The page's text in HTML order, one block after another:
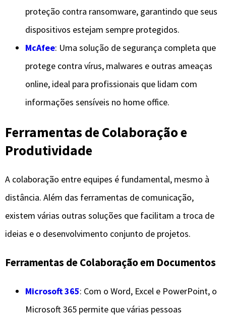
proteção contra ransomware, garantindo que seus
dispositivos estejam sempre protegidos.
McAfee: Uma solução de segurança completa que
protege contra vírus, malwares e outras ameaças
online, ideal para profissionais que lidam com
informações sensíveis no home office.
Ferramentas de Colaboração e
Produtividade
A colaboração entre equipes é fundamental, mesmo à
distância. Além das ferramentas de comunicação,
existem várias outras soluções que facilitam a troca de
ideias e o desenvolvimento conjunto de projetos.
Ferramentas de Colaboração em Documentos
Microsoft 365: Com o Word, Excel e PowerPoint, o
Microsoft 365 permite que várias pessoas